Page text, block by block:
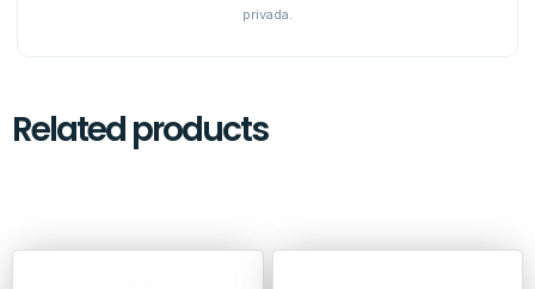
privada.
Related products